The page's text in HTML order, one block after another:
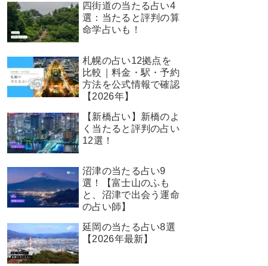
四街道の当たる占い4
選：当たると評判の算
命学占いも！
札幌の占い12拠点を
比較｜料金・駅・予約
方法を公式情報で確認
【2026年】
【新橋占い】新橋のよ
く当たると評判の占い
12選！
沼津の当たる占い9
選！【富士山のふも
と、沼津で出会う運命
の占い師】
延岡の当たる占い8選
【2026年最新】